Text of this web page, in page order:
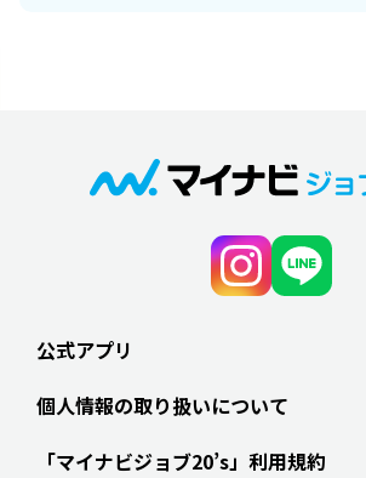
公式アプリ
個人情報の取り扱いについて
「マイナビジョブ20’s」利用規約